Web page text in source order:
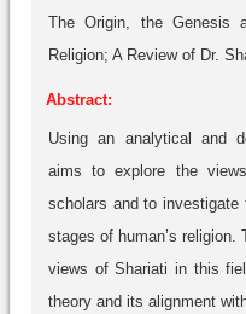
The Origin, the Genesis
Religion; A Review of Dr.
Abstract:
Using an analytical and
aims to explore the
scholars and to
stages of human’s religion.
views of Shariati in this
theory and its alignment